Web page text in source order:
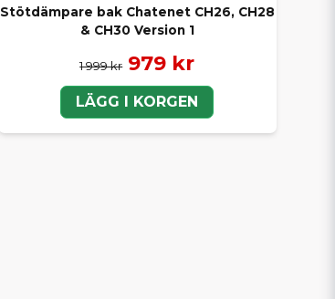
Stötdämpare bak Chatenet CH26, CH28
& CH30 Version 1
1 999 kr 979 kr
LÄGG I KORGEN